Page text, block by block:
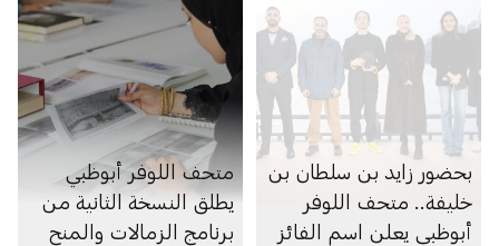
بحضور زايد بن سلطان بن
خليفة.. متحف اللوفر
أبوظبي يعلن اسم الفائز
متحف اللوفر أبوظبي
يطلق النسخة الثانية من
برنامج الزمالات والمنح